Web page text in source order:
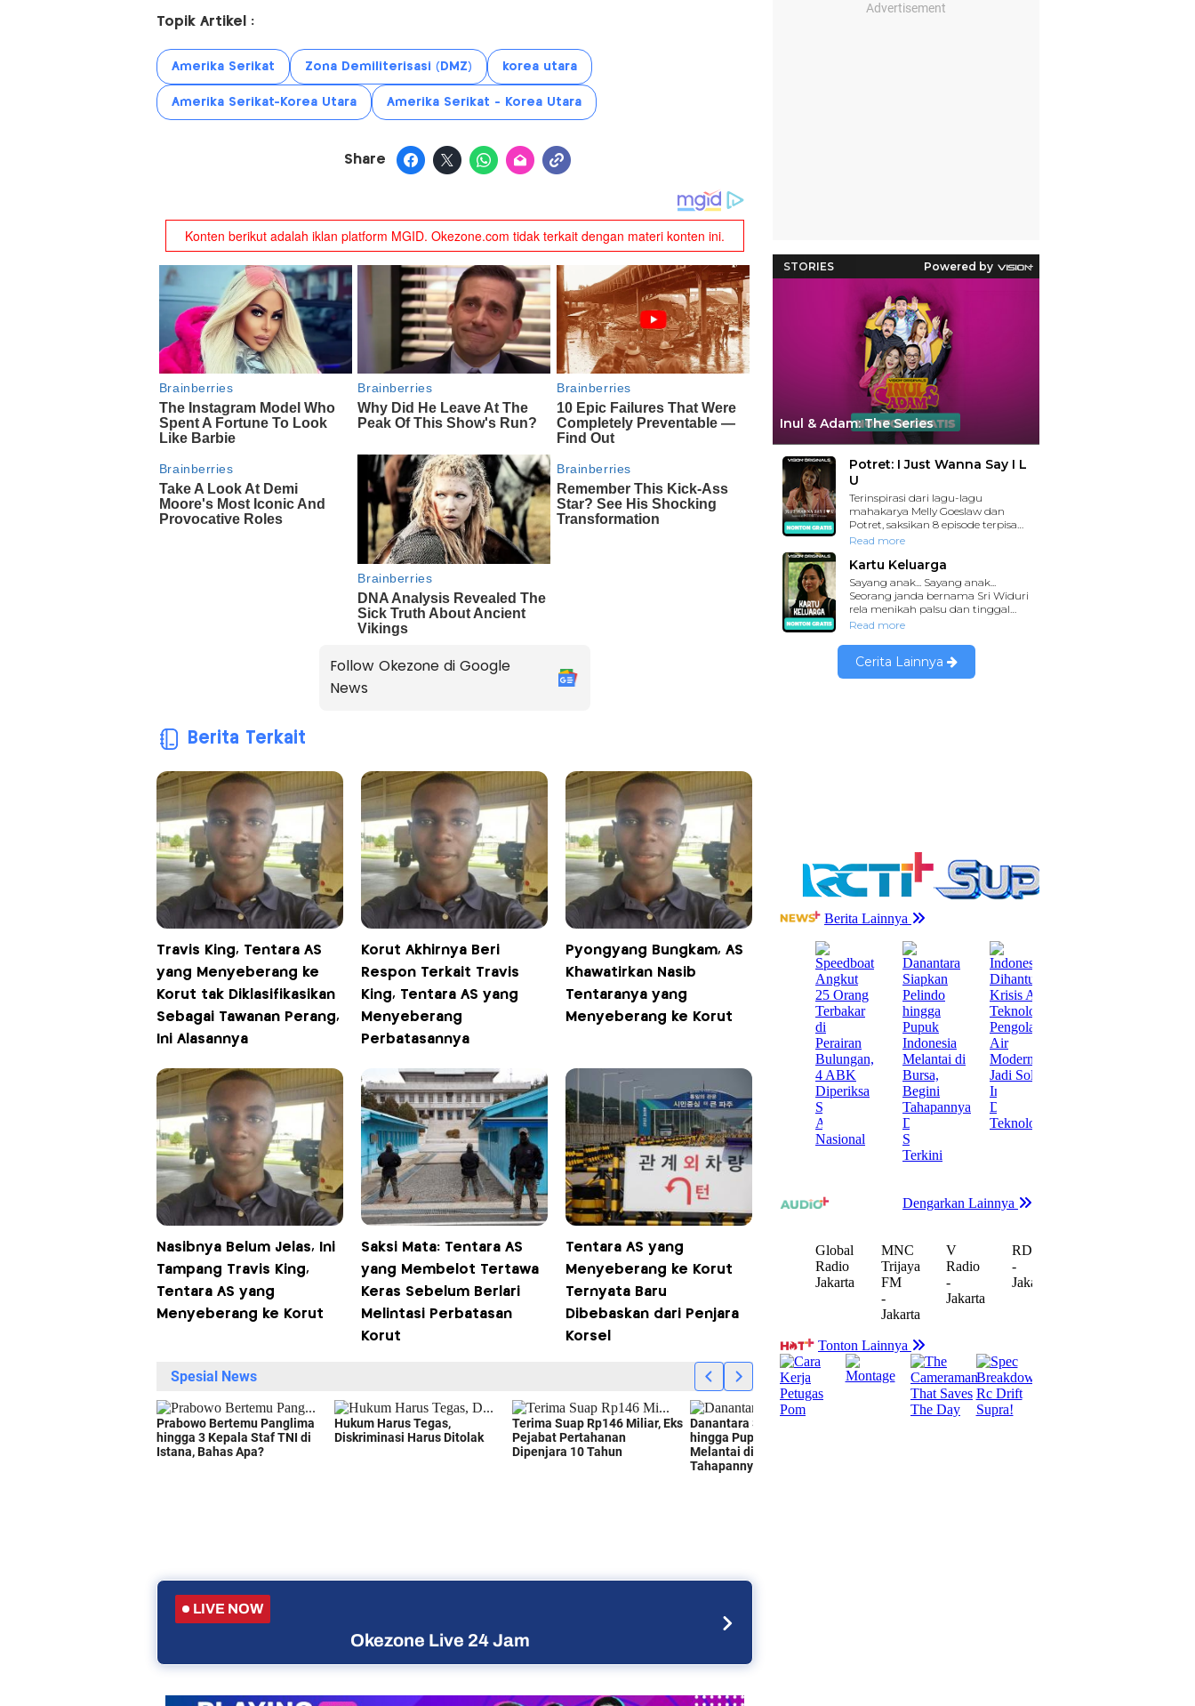
Topik Artikel :
Amerika Serikat Zona Demiliterisasi (DMZ) korea utara
Amerika Serikat-Korea Utara Amerika Serikat - Korea Utara
Share
Follow Okezone di Google
News
Berita Terkait
Travis King, Tentara AS
yang Menyeberang ke
Korut tak Diklasifikasikan
Sebagai Tawanan Perang,
Ini Alasannya
Korut Akhirnya Beri
Respon Terkait Travis
King, Tentara AS yang
Menyeberang
Perbatasannya
Pyongyang Bungkam, AS
Khawatirkan Nasib
Tentaranya yang
Menyeberang ke Korut
Nasibnya Belum Jelas, Ini
Tampang Travis King,
Tentara AS yang
Menyeberang ke Korut
Saksi Mata: Tentara AS
yang Membelot Tertawa
Keras Sebelum Berlari
Melintasi Perbatasan
Korut
Tentara AS yang
Menyeberang ke Korut
Ternyata Baru
Dibebaskan dari Penjara
Korsel
LIVE NOW
Okezone Live 24 Jam
Advertisement